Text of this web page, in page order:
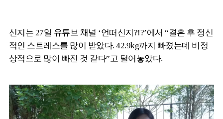
신지는 27일 유튜브 채널 ‘언떠신지?!?’에서 “결혼 후 정신
적인 스트레스를 많이 받았다. 42.9kg까지 빠졌는데 비정
상적으로 많이 빠진 것 같다”고 털어놓았다.